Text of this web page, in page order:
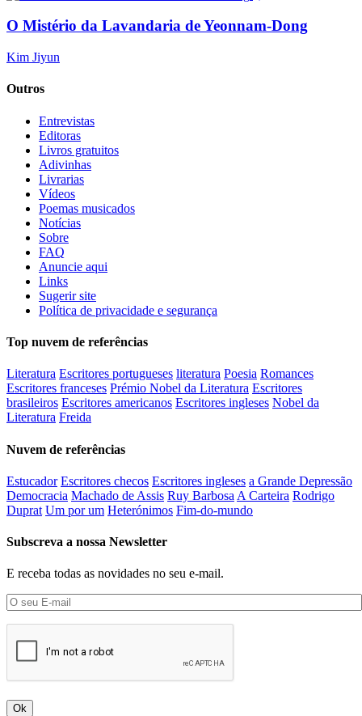
O Mistério da Lavandaria de Yeonnam-Dong
Kim Jiyun
Outros
Entrevistas
Editoras
Livros gratuitos
Adivinhas
Livrarias
Vídeos
Poemas musicados
Notícias
Sobre
FAQ
Anuncie aqui
Links
Sugerir site
Política de privacidade e segurança
Top nuvem de referências
Literatura Escritores portugueses literatura Poesia Romances
Escritores franceses Prémio Nobel da Literatura Escritores
brasileiros Escritores americanos Escritores ingleses Nobel da
Literatura Freida
Nuvem de referências
Estucador Escritores checos Escritores ingleses a Grande Depressão
Democracia Machado de Assis Ruy Barbosa A Carteira Rodrigo
Duprat Um por um Heterónimos Fim-do-mundo
Subscreva a nossa Newsletter
E receba todas as novidades no seu e-mail.
Ok